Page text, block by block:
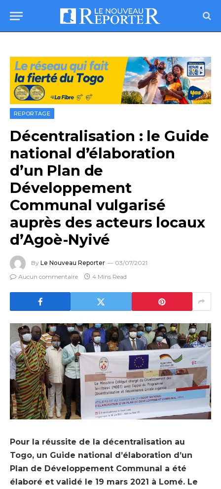
REPORTAGE
Décentralisation : le Guide
national d’élaboration
d’un Plan de
Développement
Communal vulgarisé
auprès des acteurs locaux
d’Agoè-Nyivé
By Le Nouveau Reporter
03/07/2021
Aucun commentaire
4 Mins Read
Pour la réussite de la décentralisation au
Togo, un Guide national d’élaboration d’un
Plan de Développement Communal a été
élaboré et validé le 19 mars 2021 à Lomé. Le